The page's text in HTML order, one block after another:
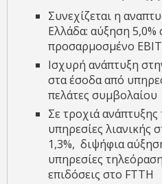
Συνεχίζεται η
Ελλάδα: αύξηση 5,0%
προσαρμοσμένο
Ισχυρή ανάπτυξη
στα έσοδα από
πελάτες συμβολαίου
Σε τροχιά
υπηρεσίες λιανικής
1,3%, διψήφια
υπηρεσίες
επιδόσεις στο FTTH